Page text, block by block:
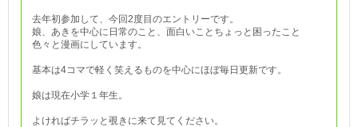
去年初参加して、今回2度目のエントリーです。
娘、あきを中心に日常のこと、面白いことちょっと困ったこと
色々と漫画にしています。
基本は4コマで軽く笑えるものを中心にほぼ毎日更新です。
娘は現在小学１年生。
よければチラッと覗きに来て見てください。